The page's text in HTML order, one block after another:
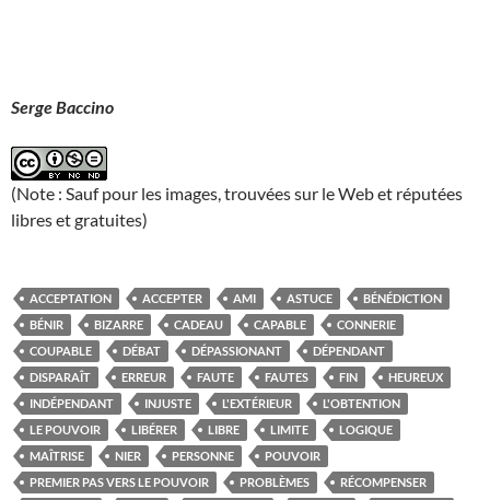
Serge Baccino
(Note : Sauf pour les images, trouvées sur le Web et réputées
libres et gratuites)
ACCEPTATION ACCEPTER AMI ASTUCE
BÉNÉDICTION
BÉNIR
BIZARRE CADEAU CAPABLE
CONNERIE
COUPABLE
DÉBAT DÉPASSIONANT
DÉPENDANT
DISPARAÎT
ERREUR FAUTE FAUTES FIN
HEUREUX
INDÉPENDANT
INJUSTE L'EXTÉRIEUR
L'OBTENTION
LE POUVOIR
LIBÉRER LIBRE LIMITE
LOGIQUE
MAÎTRISE
NIER PERSONNE
POUVOIR
PREMIER PAS VERS LE POUVOIR
PROBLÈMES RÉCOMPENSER